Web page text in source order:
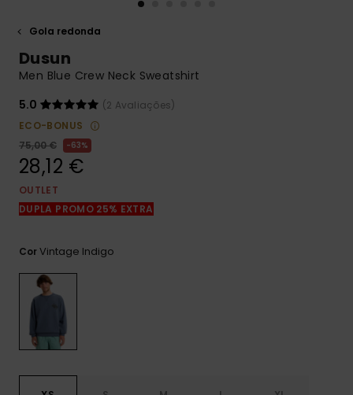
respostas
para as
contacto.
DESEJO
Gola redonda
Dusun
Men Blue Crew Neck Sweatshirt
5.0
(2 Avaliações)
ECO-BONUS
75,00 €
63%
28,12 €
OUTLET
DUPLA PROMO 25% EXTRA
CorVintage Indigo